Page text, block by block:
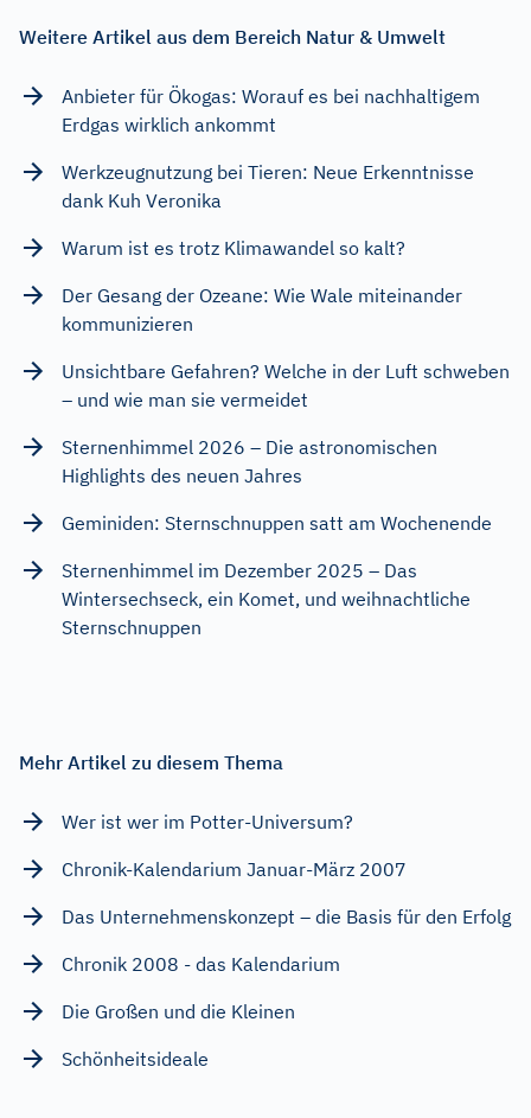
Weitere Artikel aus dem Bereich Natur & Umwelt
Anbieter für Ökogas: Worauf es bei nachhaltigem
Erdgas wirklich ankommt
Werkzeugnutzung bei Tieren: Neue Erkenntnisse
dank Kuh Veronika
Warum ist es trotz Klimawandel so kalt?
Der Gesang der Ozeane: Wie Wale miteinander
kommunizieren
Unsichtbare Gefahren? Welche in der Luft schweben
– und wie man sie vermeidet
Sternenhimmel 2026 – Die astronomischen
Highlights des neuen Jahres
Geminiden: Sternschnuppen satt am Wochenende
Sternenhimmel im Dezember 2025 – Das
Wintersechseck, ein Komet, und weihnachtliche
Sternschnuppen
Mehr Artikel zu diesem Thema
Wer ist wer im Potter-Universum?
Chronik-Kalendarium Januar-März 2007
Das Unternehmenskonzept – die Basis für den Erfolg
Chronik 2008 - das Kalendarium
Die Großen und die Kleinen
Schönheitsideale